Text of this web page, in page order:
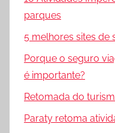
parques
5 melhores sites de
Porque o seguro
é importante?
Retomada do
Paraty retoma